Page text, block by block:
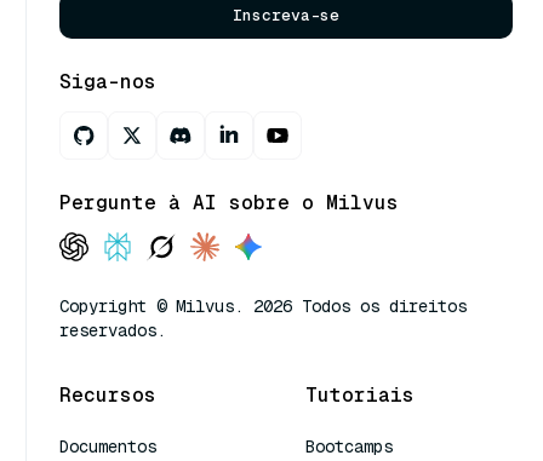
Inscreva-se
Siga-nos
Pergunte à AI sobre o Milvus
Copyright © Milvus. 2026 Todos os direitos
reservados.
Recursos
Documentos
Tutoriais
Bootcamps